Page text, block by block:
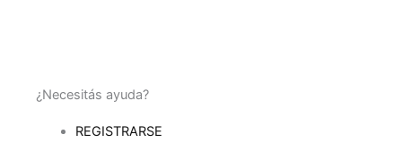
¿Necesitás ayuda?
REGISTRARSE